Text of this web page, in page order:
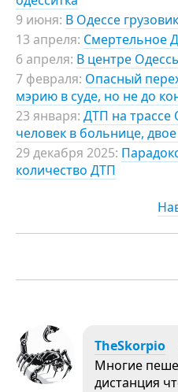
9 июня: В Одессе
13 апреля: Смертельное
6 апреля: В центре
7 февраля: Опасный
мэрию в суде, но не до
23 января: ДТП на трассе
человек в больнице,
29 декабря 2025:
количество ДТП
TheSkorpio
Многие
дистанция